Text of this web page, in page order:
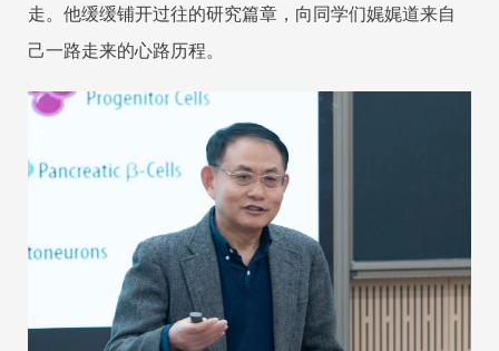
走。他缓缓铺开过往的研究篇章，向同学们娓娓道来自
己一路走来的心路历程。